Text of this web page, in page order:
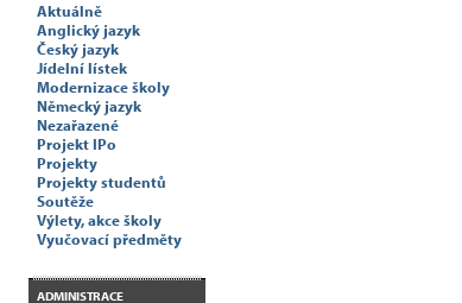
Aktuálně
Anglický jazyk
Český jazyk
Jídelní lístek
Modernizace školy
Německý jazyk
Nezařazené
Projekt IPo
Projekty
Projekty studentů
Soutěže
Výlety, akce školy
Vyučovací předměty
ADMINISTRACE